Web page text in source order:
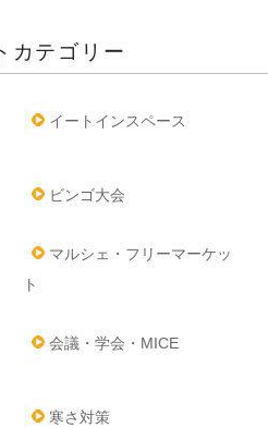
カテゴリー
イートインスペース
ビンゴ大会
マルシェ・フリーマーケッ
ト
会議・学会・MICE
寒さ対策